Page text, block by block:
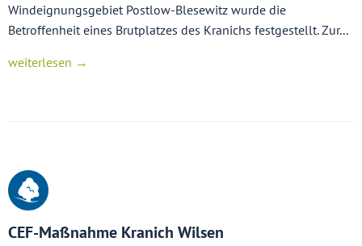
Windeignungsgebiet Postlow-Blesewitz wurde die
Betroffenheit eines Brutplatzes des Kranichs festgestellt. Zur...
weiterlesen →
CEF-Maßnahme Kranich Wilsen